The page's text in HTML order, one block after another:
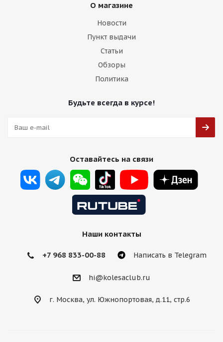
О магазине
Новости
Пункт выдачи
Статьи
Обзоры
Политика
Будьте всегда в курсе!
Оставайтесь на связи
Наши контакты
+7 968 833-00-88 Написать в Telegram
hi@kolesaclub.ru
г. Москва, ул. Южнопортовая, д.11, стр.6